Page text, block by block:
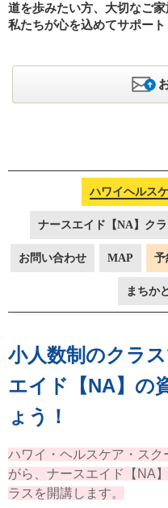
道を歩みたい方、大切なご
私たちが心を込めてサポート
ハワイヘルス
ナースエイド【NA】ク
お問い合わせ MAP 予
まちか
小人数制のクラ
エイド【NA】の
ょう！
ハワイ・ヘルスケア・ス
がら、ナースエイド【NA
ラスを開講します。